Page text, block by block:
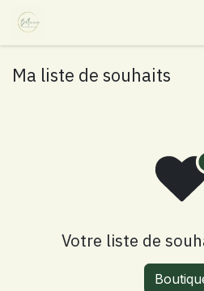
Se rendre au contenu
Ma liste de souhaits
Votre liste de